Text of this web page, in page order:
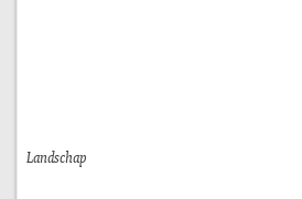
Landschap